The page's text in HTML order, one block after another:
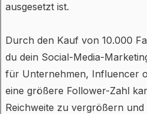
ausgesetzt ist.
Durch den Kauf von 10.000
du dein Social-Media-
für Unternehmen, Influencer
eine größere Follower-Zahl
Reichweite zu vergrößern